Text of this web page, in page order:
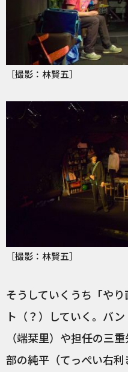
［撮影：林賢五］
［撮影：林賢五］
そうしていくうち「や
ト（？）していく。バ
（端栞里）や担任の三
部の純平（てっぺい右